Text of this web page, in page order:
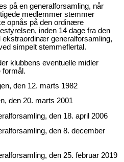
på en generalforsamling, når
medlemmer stemmer
opnås på den ordinære
inden 14 dage fra den
generalforsamling,
simpelt stemmeflertal.
klubbens eventuelle midler
formål.
den 12. marts 1982
den 20. marts 2001
den 18. april 2006
den 8. december
den 25. februar 2019